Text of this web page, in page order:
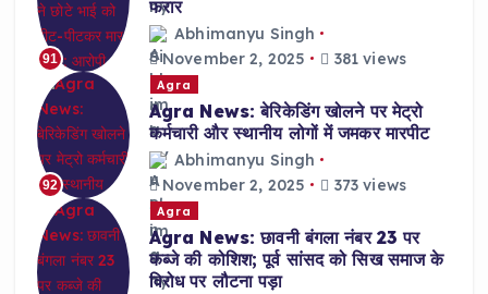
91
फरार
Abhimanyu Singh
November 2, 2025
381 views
92
Agra
Agra News: बेरिकेडिंग खोलने पर मेट्रो
कर्मचारी और स्थानीय लोगों में जमकर मारपीट
Abhimanyu Singh
November 2, 2025
373 views
Agra
Agra News: छावनी बंगला नंबर 23 पर
कब्जे की कोशिश; पूर्व सांसद को सिख समाज के
विरोध पर लौटना पड़ा